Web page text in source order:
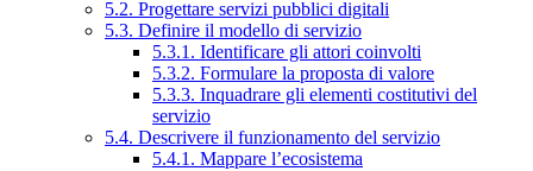
5.2. Progettare servizi pubblici digitali
5.3. Definire il modello di servizio
5.3.1. Identificare gli attori coinvolti
5.3.2. Formulare la proposta di valore
5.3.3. Inquadrare gli elementi costitutivi del
servizio
5.4. Descrivere il funzionamento del servizio
5.4.1. Mappare l’ecosistema